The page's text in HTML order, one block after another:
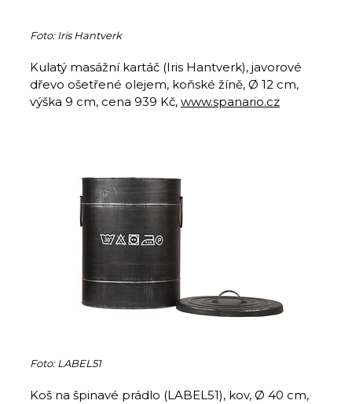
Foto: Iris Hantverk
Kulatý masážní kartáč (Iris Hantverk), javorové
dřevo ošetřené olejem, koňské žíně, Ø 12 cm,
výška 9 cm, cena 939 Kč, www.spanario.cz
Foto: LABEL51
Koš na špinavé prádlo (LABEL51), kov, Ø 40 cm,